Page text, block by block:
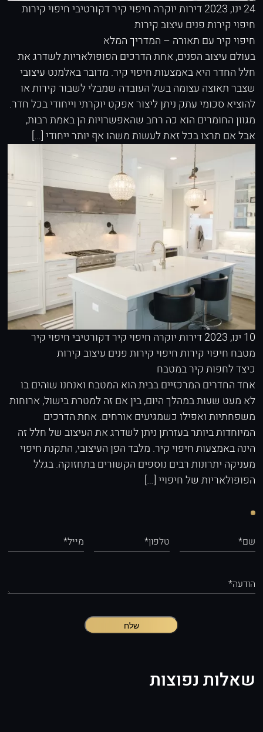
24 ינו, 2023 דירות יוקרה חיפוי קיר דקורטיביחיפוי קירות
חיפוי קירות פנים עיצוב קירות
חיפוי קיר עם תאורה – המדריך המלא
בעולם עיצוב הפנים, אחת הדרכים הפופולאריות לשדרג את
חלל החדר היא באמצעות חיפוי קיר. מדובר באלמנט עיצובי
שצבר תאוצה עצומה בשל העובדה שמבלי לשבור קירות או
להוציא סכומי עתק ניתן ליצור אפקט יוקרתי וייחודי בכל חדר.
מגוון החומרים הוא כה רחב שהאפשרויות הן באמת רבות,
אבל אם תרצו בכל זאת לעשות משהו אף יותר ייחודי […]
10 ינו, 2023 דירות יוקרה חיפוי קיר דקורטיביחיפוי קיר
מטבח חיפוי קירותחיפוי קירות פנים עיצוב קירות
כיצד לחפות קיר במטבח
אחד החדרים המרכזיים בבית הוא המטבח ואנחנו שוהים בו
לא מעט שעות במהלך היום, בין אם זה למטרת בישול, ארוחות
משפחתיות ואפילו כשמגיעים אורחים. אחת הדרכים
המיוחדות ביותר בעזרתן ניתן לשדרג את העיצוב של חלל זה
הינה באמצעות חיפוי קיר. מלבד הפן העיצובי, התקנת חיפוי
מעניקה יתרונות רבים נוספים הקשורים בתחזוקה. בגלל
הפופולאריות של חיפויי […]
שם* טלפון* מייל*
הודעה*
שלח
שאלות נפוצות